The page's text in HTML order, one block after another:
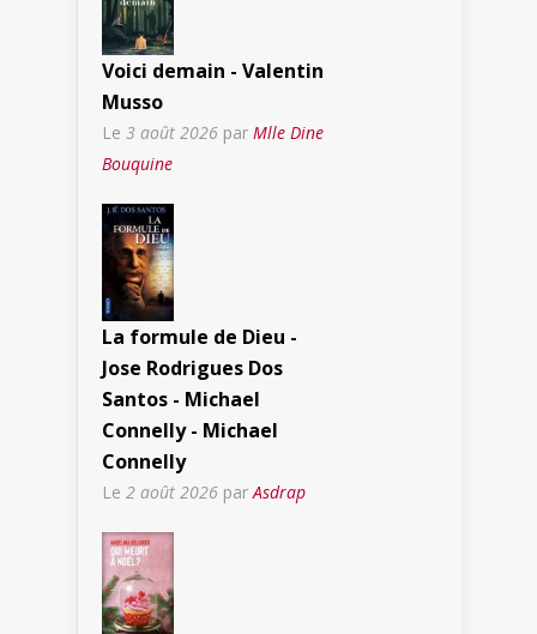
Voici demain - Valentin
Musso
Le 3 août 2026 par Mlle Dine
Bouquine
La formule de Dieu -
Jose Rodrigues Dos
Santos - Michael
Connelly - Michael
Connelly
Le 2 août 2026 parAsdrap